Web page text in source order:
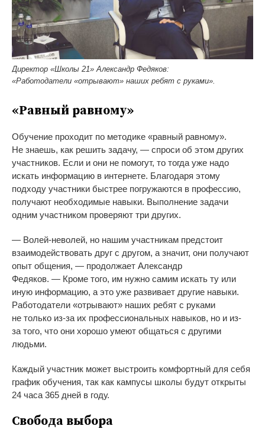
Директор «Школы 21» Александр Федяков:
«Работодатели «отрывают» наших ребят с руками».
«Равный равному»
Обучение проходит по методике «равный равному».
Не знаешь, как решить задачу, —спроси об этом других
участников. Если и они не помогут, то тогда уже надо
искать информацию в интернете. Благодаря этому
подходу участники быстрее погружаются в профессию,
получают необходимые навыки. Выполнение задачи
одним участником проверяют три других.
— Волей-неволей, но нашим участникам предстоит
взаимодействовать друг с другом, а значит, они получают
опыт общения, —продолжает Александр
Федяков. — Кроме того, им нужно самим искать ту или
иную информацию, а это уже развивает другие навыки.
Работодатели «отрывают»наших ребят с руками
не только из-заих профессиональных навыков, но и из-
затого, что они хорошо умеют общаться с другими
людьми.
Каждый участник может выстроить комфортный для себя
график обучения, так как кампусы школы будут открыты
24 часа 365 дней в году.
Свобода выбора